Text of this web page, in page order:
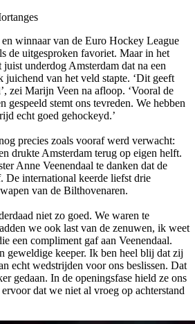
winnaar van de Euro Hockey League
de uitgesproken favoriet. Maar in het
underdog Amsterdam dat na een
juichend van het veld stapte. ‘Dit geeft
zei Marijn Veen na afloop. ‘Vooral de
gespeeld stemt ons tevreden. We hebben
echt goed gehockeyd.’
precies zoals vooraf werd verwacht:
drukte Amsterdam terug op eigen helft.
Anne Veenendaal te danken dat de
De international keerde liefst drie
van de Bilthovenaren.
niet zo goed. We waren te
we ook last van de zenuwen, ik weet
een compliment gaf aan Veenendaal.
geweldige keeper. Ik ben heel blij dat zij
echt wedstrijden voor ons beslissen. Dat
gedaan. In de openingsfase hield ze ons
dat we niet al vroeg op achterstand